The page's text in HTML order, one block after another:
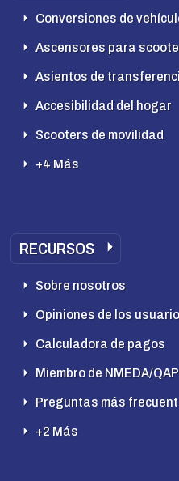
Conversiones de
Ascensores para
Asientos de
Accesibilidad del hogar
Scooters de movilidad
+4 Más
RECURSOS
Sobre nosotros
Opiniones de los
Calculadora de pagos
Miembro de NMEDA/QAP
Preguntas más
+2 Más